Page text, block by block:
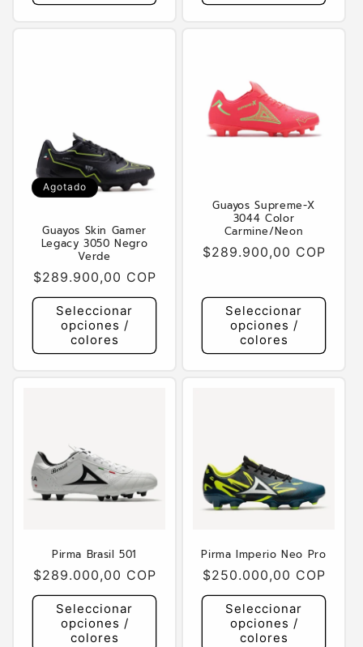
Agotado
Guayos Skin Gamer
Legacy 3050 Negro
Verde
Precio
habitual
$289.900,00 COP
Seleccionar
opciones /
colores
Guayos Supreme-X
3044 Color
Carmine/Neon
Precio
$289.900,00 COP
Seleccionar
opciones /
colores
Pirma Brasil 501
Precio
habitual
$289.000,00 COP
Seleccionar
opciones /
colores
Pirma Imperio Neo Pro
Precio
habitual
$250.000,00 COP
Seleccionar
opciones /
colores